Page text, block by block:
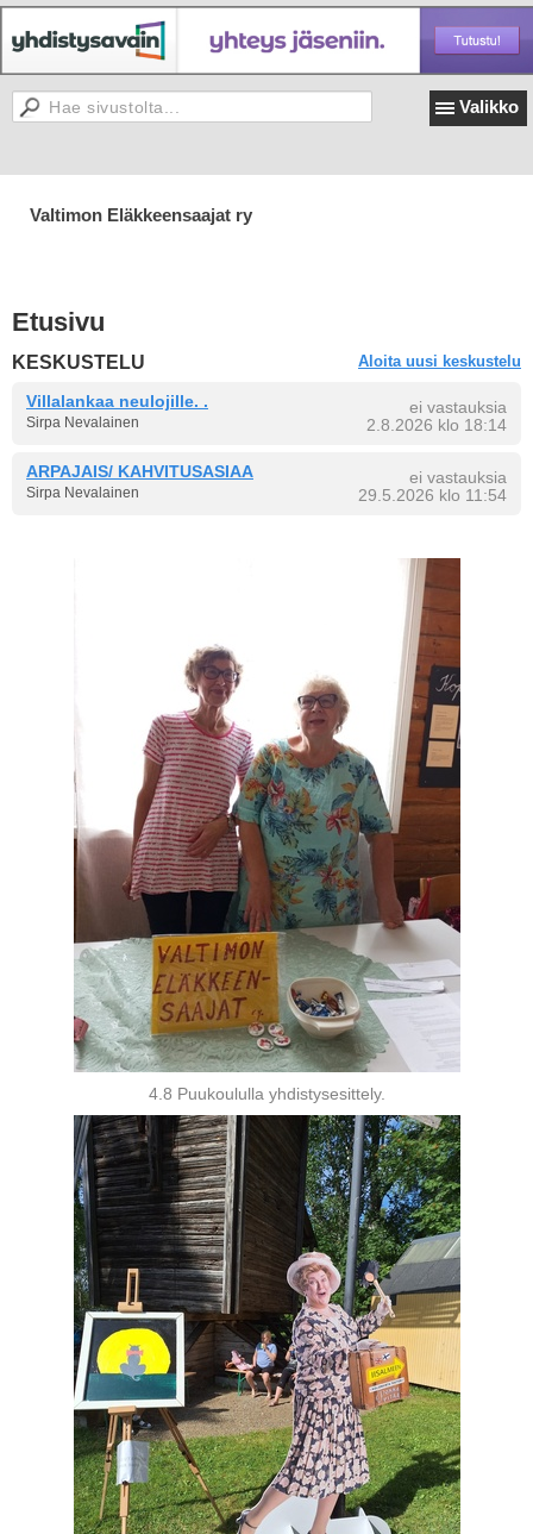
Valikko
Valtimon Eläkkeensaajat ry
Etusivu
Aloita uusi keskustelu
KESKUSTELU
ei vastauksia
2.8.2026 klo 18:14
Villalankaa neulojille. .
Sirpa Nevalainen
ei vastauksia
29.5.2026 klo 11:54
ARPAJAIS/ KAHVITUSASIAA
Sirpa Nevalainen
4.8 Puukoululla yhdistysesittely.